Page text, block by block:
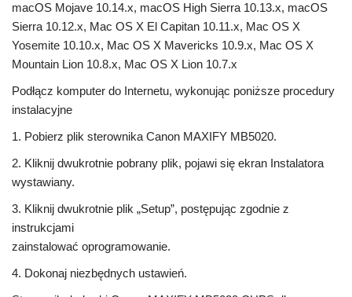
macOS Mojave 10.14.x, macOS High Sierra 10.13.x, macOS
Sierra 10.12.x, Mac OS X El Capitan 10.11.x, Mac OS X
Yosemite 10.10.x, Mac OS X Mavericks 10.9.x, Mac OS X
Mountain Lion 10.8.x, Mac OS X Lion 10.7.x
Podłącz komputer do Internetu, wykonując poniższe procedury
instalacyjne
1. Pobierz plik sterownika Canon MAXIFY MB5020.
2. Kliknij dwukrotnie pobrany plik, pojawi się ekran Instalatora
wystawiany.
3. Kliknij dwukrotnie plik „Setup”, postępując zgodnie z
instrukcjami
zainstalować oprogramowanie.
4. Dokonaj niezbędnych ustawień.